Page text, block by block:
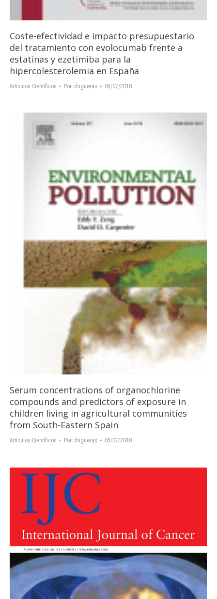
Coste-efectividad e impacto presupuestario
del tratamiento con evolocumab frente a
estatinas y ezetimiba para la
hipercolesterolemia en España
Artículos Científicos Por chigueras 05/07/2018
Serum concentrations of organochlorine
compounds and predictors of exposure in
children living in agricultural communities
from South-Eastern Spain
Artículos Científicos Por chigueras 05/07/2018